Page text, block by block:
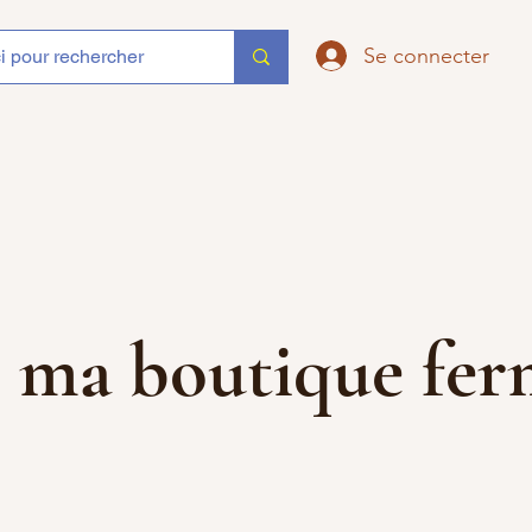
Se connecter
ma boutique